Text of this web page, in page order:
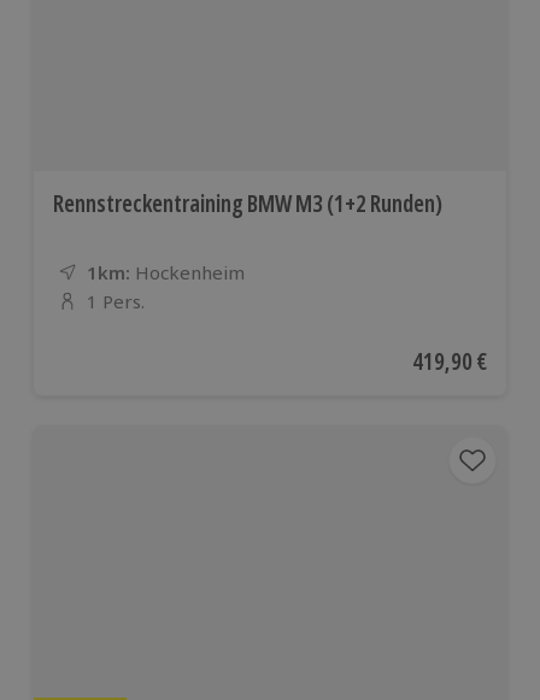
Rennstreckentraining BMW M3 (1+2 Runden)
1km: Entfernung
Standort
Hockenheim
Anzahl der Teilnehmer
1 Pers.
Aktueller Preis
419,90 €